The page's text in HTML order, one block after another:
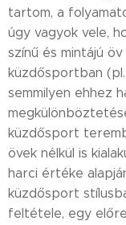
tartom, a
úgy vagyok vele,
színű és mintájú
küzdősportban
semmilyen ehhez
küzdősport
övek nélkül is
harci értéke
küzdősport
feltétele, egy